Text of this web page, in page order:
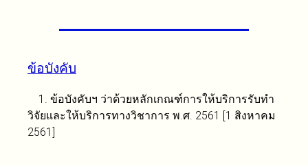
ข้อบังคับ
1. ข้อบังคับฯ ว่าด้วยหลักเกณฑ์การให้บริการรับทำ
วิจัยและให้บริการทางวิชาการ พ.ศ. 2561 [1 สิงหาคม
2561]